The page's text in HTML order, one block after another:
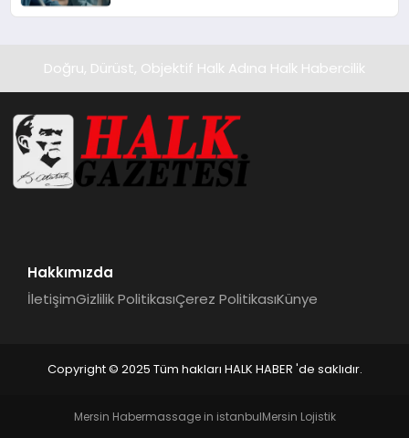
Doğru, Dürüst, Objektif Halk Adına Halk Habercilik
Hakkımızda
İletişimGizlilik PolitikasıÇerez PolitikasıKünye
Copyright © 2025 Tüm hakları HALK HABER 'de saklıdır.
Mersin Habermassage in istanbulMersin Lojistik